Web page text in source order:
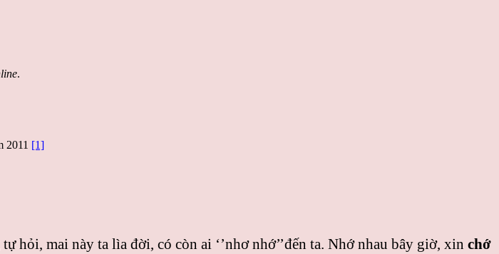
.
2011 [1]
mai này ta lìa đời, có còn ai ‘’nhơ nhớ’’đến ta. Nhớ nhau bây giờ, xin chớ